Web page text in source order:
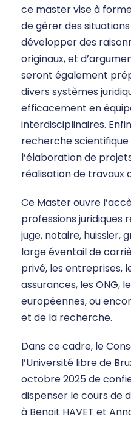
ce master vise à
de gérer des
développer des
originaux, et
seront également
divers systèmes
efficacement en
interdisciplinaires.
recherche
l’élaboration de
réalisation de travaux
Ce Master ouvre
professions juridiques
juge, notaire, huissier,
large éventail de
privé, les entreprises,
assurances, les ONG,
européennes, ou
et de la recherche.
Dans ce cadre, le
l’Université libre de
octobre 2025 de
dispenser le cours de
à Benoit HAVET et